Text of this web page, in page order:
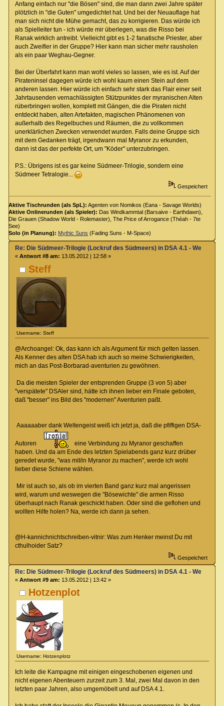
Anfang einfach nur "die Bösen" sind, die man dann zwei Jahre später
plötzlich in "die Guten" umgedichtet hat. Und bei der Neuauflage hat
man sich nicht die Mühe gemacht, das zu korrigieren. Das würde ich
als Spielleiter tun - ich würde mir überlegen, was die Risso bei
Ranak wirklich antreibt. Vielleicht gibt es 1-2 fanatische Priester, aber
auch Zweifler in der Gruppe? Hier kann man sicher mehr rausholen
als ein paar Weghau-Gegner.
Bei der Überfahrt kann man wohl vieles so lassen, wie es ist. Auf der
Pirateninsel dagegen würde ich wohl kaum einen Stein auf dem
anderen lassen. Hier würde ich einfach sehr stark das Flair einer seit
Jahrtausenden vernachlässigten Stützpunktes der myranischen Alten
rüberbringen wollen, komplett mit Gängen, die die Piraten nicht
entdeckt haben, alten Artefakten, magischen Phänomenen von
außerhalb des Regelbuches und Räumen, die zu vollkommen
unerklärlichen Zwecken verwendet wurden. Falls deine Gruppe sich
mit dem Gedanken trägt, irgendwann mal Myranor zu erkunden,
dann ist das der perfekte Ort, um "Köder" unterzubringen.
P.S.: Übrigens ist es gar keine Südmeer-Trilogie, sondern eine
Südmeer Tetralogie...
Gespeichert
Aktive Tischrunden (als SpL): Agenten von Nomikos (Eana - Savage Worlds)
Aktive Onlinerunden (als Spieler): Das Windkammtal (Barsaive - Earthdawn),
Die Grauen (Shadow World - Rolemaster), The Price of Arrogance (Théah - 7te
See)
Solo (in Planung): Mythic Suns (Fading Suns - M-Space)
Steff
Username: Steff
Re: Die Südmeer-Trilogie (Lockruf des Südmeers) in DSA 4.1 - Wer hat
« Antwort #8 am: 13.05.2012 | 12:58 »
@Archoangel: Ok, das kann ich als Argument für mich gelten lassen.
Als Kenner des alten DSA hab ich auch so meine Schwierigkeiten,
mich an das Post-Borbarad-aventurien zu gewöhnen.
Da die meisten Spieler der entsprenden Gruppe (3 von 5) aber
"verspätete" DSAler sind, hätte ich ihnen lieber ein Finale geboten,
daß "besser" ins Bild des "modernen" Aventurien paßt.
Aaaaaaber dank Weltengeist weiß ich jetzt ja, daß die pfiffigen DSA-
Autoren
eine Verbindung zu Myranor geschaffen
haben. Und da am Ende des letzten Spielabends ganz kurz drüber
geredet wurde, "was mit/in Myranor zu machen", werde ich wohl
lieber diese Schiene wählen.
Mir ist auch so, als ob im vierten Band ganz kurz mal angerissen
wird, warum und weswegen die "Bösewichte" die armen Risso
überhaupt nach Ranak geschickt haben. Oder sind die geflohen und
wollten Hilfe holen? Na, werde ich dann ja sehen.
@H-kannichnichtschreiben-vitnir: Was zum Henker meinst Du mit
cthulhoider Satz?
Gespeichert
Hotzenplot
Username: Hotzenplotz
Re: Die Südmeer-Trilogie (Lockruf des Südmeers) in DSA 4.1 - Wer hat
« Antwort #9 am: 13.05.2012 | 13:42 »
Ich leite die Kampagne mit einigen eingeschobenen eigenen und
nicht eigenen Abenteuern zurzeit zum 3. Mal, zwei Mal davon in den
letzten paar Jahren, also umgemöbelt und auf DSA 4.1.